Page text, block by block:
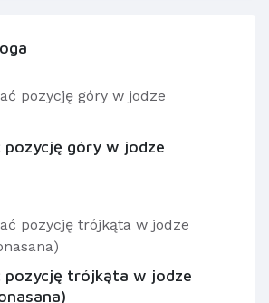
pozycję góry w jodze
pozycję trójkąta w jodze